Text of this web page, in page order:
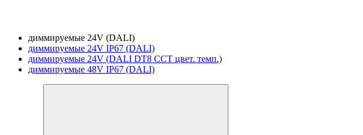
диммируемые 24V (DALI)
диммируемые 24V IP67 (DALI)
диммируемые 24V (DALI DT8 CCT цвет. темп.)
диммируемые 48V IP67 (DALI)